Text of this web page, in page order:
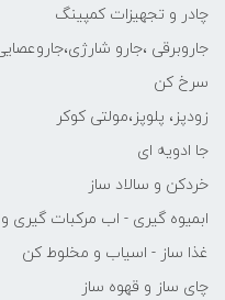
چادر و تجهیزات کمپینگ
جاروبرقی ،جارو
سرخ کن
زودپز، پلوپز،مولتی کوکر
جا ادویه ای
خردکن و سالاد ساز
ابمیوه گیری - اب مرکبات گیری
غذا ساز - اسیاب و مخلوط کن
چای ساز و قهوه ساز